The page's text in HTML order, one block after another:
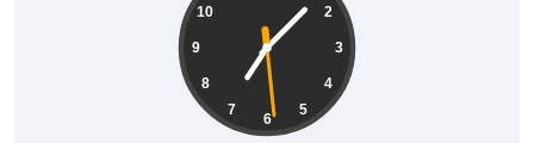
2
3
4
5
6
7
8
9
10